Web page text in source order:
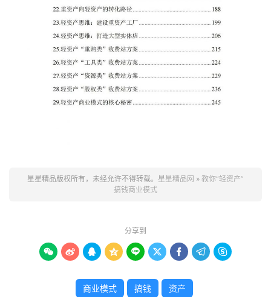
星星精品版权所有，未经允许不得转载。 星星精品网 » 教你“轻资产”
搞钱商业模式
分享到
        
商业模式 搞钱 资产